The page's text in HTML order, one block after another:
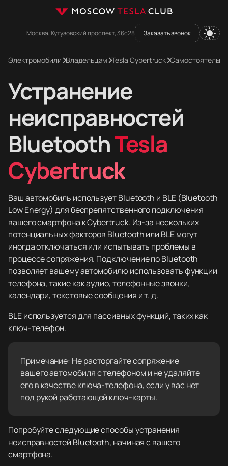
Москва, Кутузовский проспект, 36с28 Заказать звонок
Электромобили Владельцам Tesla Cybertruck
Устранение
неисправностей
BluetoothTesla
Cybertruck
Ваш автомобиль использует Bluetooth и BLE (Bluetooth
Low Energy) для беспрепятственного подключения
вашего смартфона к Cybertruck. Из-за нескольких
потенциальных факторов Bluetooth или BLE могут
иногда отключаться или испытывать проблемы в
процессе сопряжения. Подключение по Bluetooth
позволяет вашему автомобилю использовать функции
телефона, такие как аудио, телефонные звонки,
календари, текстовые сообщения и т. д.
BLE используется для пассивных функций, таких как
ключ-телефон.
Примечание: Не расторгайте сопряжение
вашего автомобиля с телефоном и не удаляйте
его в качестве ключа-телефона, если у вас нет
под рукой работающей ключ-карты.
Попробуйте следующие способы устранения
неисправностей Bluetooth, начиная с вашего
смартфона.